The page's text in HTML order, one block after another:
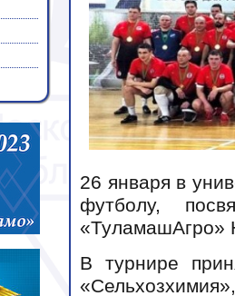
26 января в
футболу,
«ТуламашАгро»
В турнире